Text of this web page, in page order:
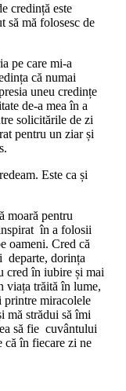
credință este
să mă folosesc de
pe care mi-a
că numai
uneu credințe
de-a mea în a
solicitările de zi
pentru un ziar și
Este ca și
moară pentru
în a folosii
oameni. Cred că
departe, dorința
cred în iubire și mai
viața trăită în lume,
printre miracolele
mă strădui să îmi
să fie cuvântului
că în fiecare zi ne